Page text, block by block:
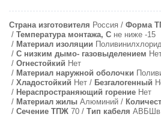
Страна изготовителя Россия Форма
Температура монтажа, С не ниже -15
Материал изоляции
С низким дымо- газовыделением
Огнестойкий Нет
Материал наружной оболочки
Хладостойкий Нет Безгалогенный
Нераспространяющий горение Нет
Материал жилы Алюминий
Сечение ТПЖ 70 Тип кабеля АВБШв